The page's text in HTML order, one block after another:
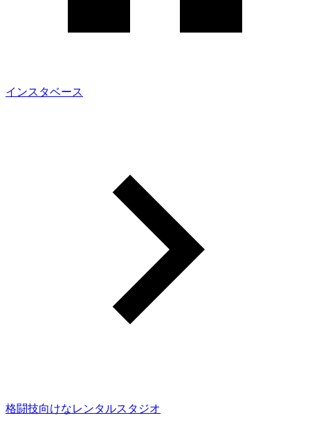
インスタベース
格闘技向けなレンタルスタジオ